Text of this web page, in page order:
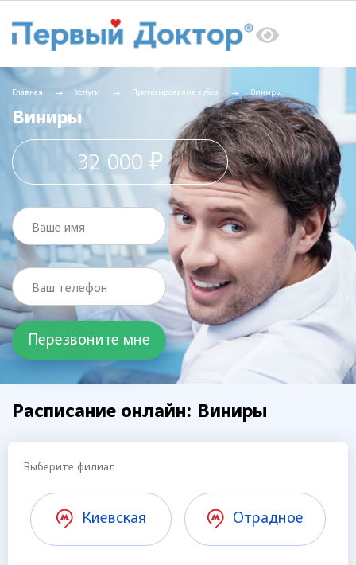
Главная Услуги Протезирование зубов Виниры
Виниры
32 000 ₽
Ваше имя
Ваш телефон
Расписание онлайн: Виниры
Выберите филиал
Киевская Отрадное